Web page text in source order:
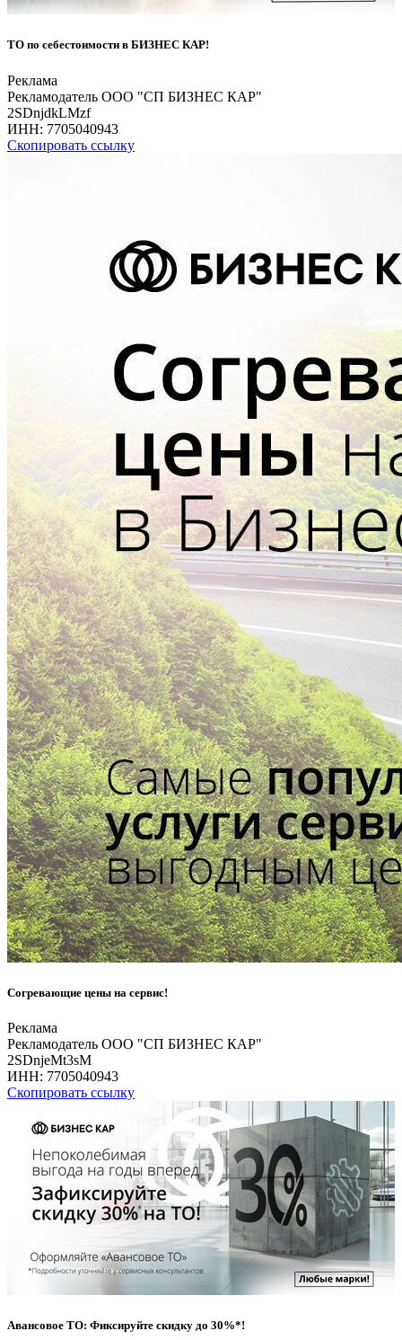
ТО по себестоимости в БИЗНЕС КАР!
Реклама
Рекламодатель ООО "СП БИЗНЕС КАР"
2SDnjdkLMzf
ИНН: 7705040943
Скопировать ссылку
Согревающие цены на сервис!
Реклама
Рекламодатель ООО "СП БИЗНЕС КАР"
2SDnjeMt3sM
ИНН: 7705040943
Скопировать ссылку
Авансовое ТО: Фиксируйте скидку до 30%*!